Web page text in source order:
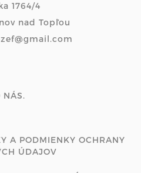
1764/4
nad Topľou
NÁS.
A PODMIENKY OCHRANY
ÚDAJOV